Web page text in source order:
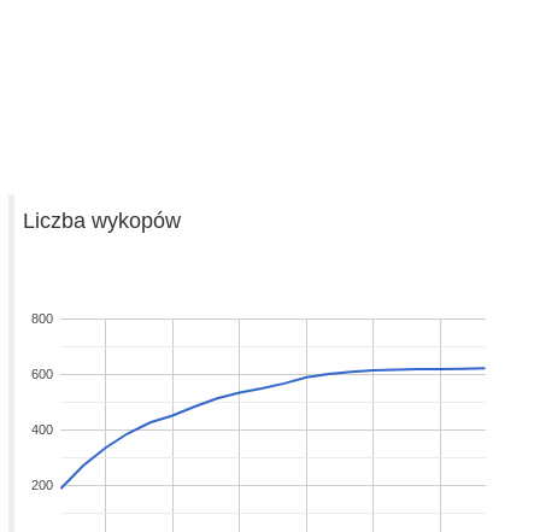
Liczba wykopów
200
400
600
800